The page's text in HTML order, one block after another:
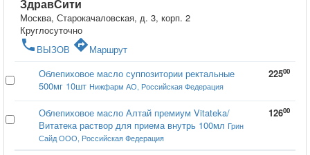
ЗдравСити
Москва, Старокачаловская, д. 3, корп. 2
Круглосуточно
phone ВЫЗОВ directionsМаршрут
Облепиховое масло суппозитории ректальные
500мг 10шт Нижфарм АО, Российская Федерация
22500
Облепиховое масло Алтай премиум Vitateka/
Витатека раствор для приема внутрь 100мл Грин
Сайд ООО, Российская Федерация
12600